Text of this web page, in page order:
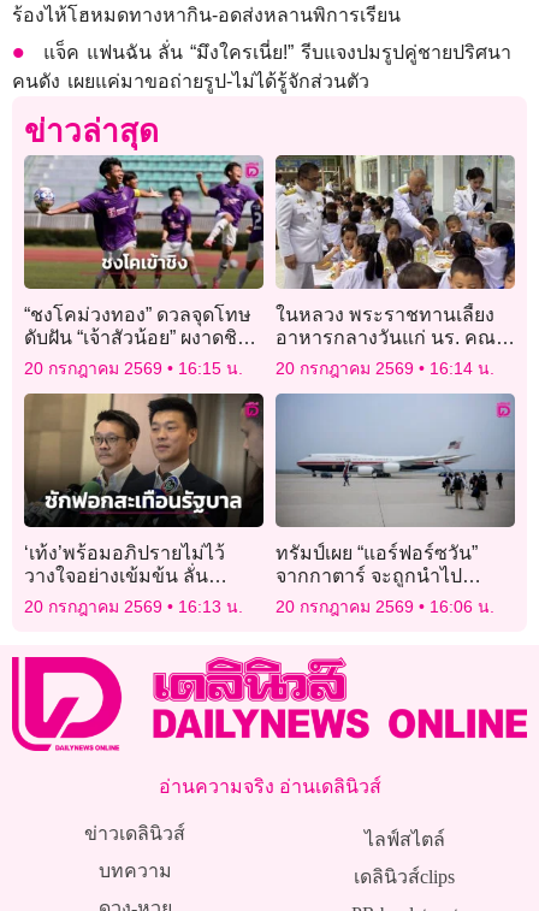
ร้องไห้โฮหมดทางหากิน-อดส่งหลานพิการเรียน
แจ็ค แฟนฉัน ลั่น “มึงใครเนี่ย!” รีบแจงปมรูปคู่ชายปริศนา
คนดัง เผยแค่มาขอถ่ายรูป-ไม่ได้รู้จักส่วนตัว
ข่าวล่าสุด
“ชงโคม่วงทอง” ดวลจุดโทษ
ดับฝัน “เจ้าสัวน้อย” ผงาดชิง
ดำ ศึกลูกหนัง “กรมพลศึกษา
เดลินิวส์ คัพ 2026”
20 กรกฎาคม 2569 16:15 น.
ในหลวง พระราชทานเลี้ยง
อาหารกลางวันแก่ นร. คณะ
ครู บุคลากร รร.วัดจันทร
สโมสร
20 กรกฎาคม 2569 16:14 น.
‘เท้ง’พร้อมอภิปรายไม่ไว้
วางใจอย่างเข้มข้น ลั่น
สะเทือนการเมือง มีผล
เปลี่ยนแปลงรัฐบาล
20 กรกฎาคม 2569 16:13 น.
ทรัมป์เผย “แอร์ฟอร์ซวัน”
จากกาตาร์ จะถูกนำไป
ปรับปรุงให้มีประสิทธิภาพ
20 กรกฎาคม 2569 16:06 น.
อ่านความจริง อ่านเดลินิวส์
ข่าวเดลินิวส์
บทความ
ไลฟ์สไตล์
เดลินิวส์clips